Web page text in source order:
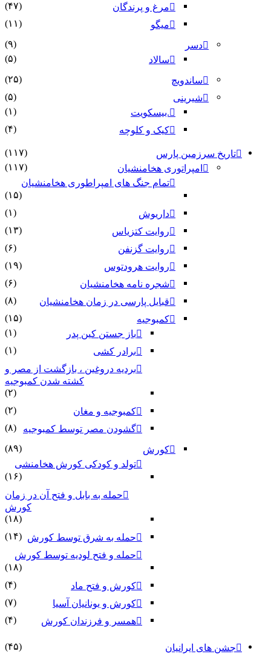
مرغ و پرندگان
(۴۷)
میگو
(۱۱)
دسر
(۹)
سالاد
(۵)
ساندویچ
(۲۵)
شیرینی
(۵)
.بیسکویت
(۱)
کیک و کلوچه
(۴)
تاریخ سرزمین پارس
(۱۱۷)
امپراتوری هخامنشیان
(۱۱۷)
تمام جنگ های امپراطوری هخامنشیان
(۱۵)
داریوش
(۱)
روایت کتزیاس
(۱۳)
روایت گزنفن
(۶)
روایت هرودتوس
(۱۹)
شجره نامه هخامنشیان
(۶)
قبایل پارسی در زمان هخامنشیان
(۸)
کمبوجیه
(۱۵)
باز جستن کین پدر
(۱)
برادر کشی
(۱)
بردیه دروغین ، بازگشت از مصر و
کشته شدن کمبوجیه
(۲)
کمبوجیه و مغان
(۲)
گشودن مصر توسط کمبوجیه
(۸)
کورش
(۸۹)
تولد و کودکی کورش هخامنشی
(۱۶)
حمله به بابل و فتح آن در زمان
کورش
(۱۸)
حمله به شرق توسط کورش (۱۴)
حمله و فتح لودیه توسط کورش
(۱۸)
کورش و فتح ماد
(۴)
کورش و یونانیان آسیا
(۷)
همسر و فرزندان کورش
(۴)
جشن های ایرانیان
(۴۵)